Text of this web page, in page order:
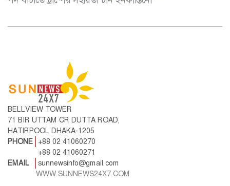
BELLVIEW TOWER
71 BIR UTTAM CR DUTTA ROAD,
HATIRPOOL DHAKA-1205
PHONE
+88 02 41060270
+88 02 41060271
EMAIL
sunnewsinfo@gmail.com
WWW.SUNNEWS24X7.COM